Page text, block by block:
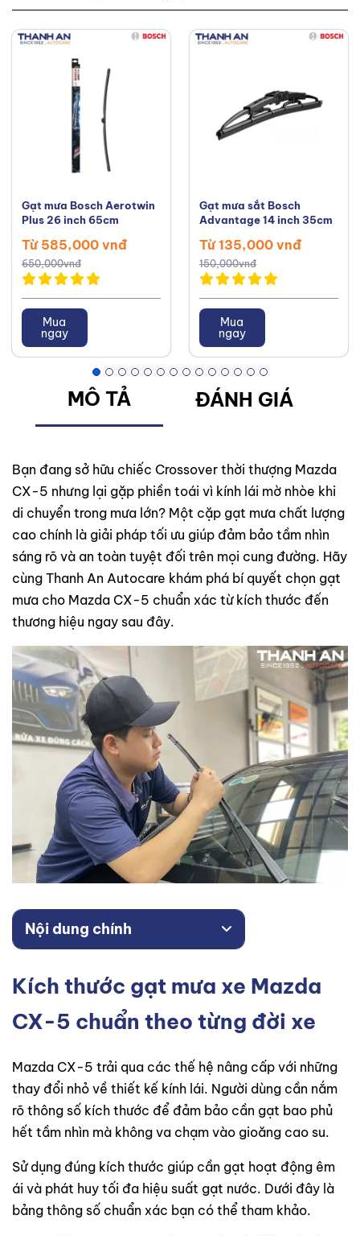
Gạt mưa Bosch Aerotwin
Plus 26 inch 65cm
Từ 585,000 vnđ
650,000vnđ
Mua
ngay
Gạt mưa sắt Bosch
Advantage 14 inch 35cm
Từ 135,000 vnđ
150,000vnđ
Mua
ngay
MÔ TẢ ĐÁNH GIÁ
Bạn đang sở hữu chiếc Crossover thời thượng Mazda
CX-5 nhưng lại gặp phiền toái vì kính lái mờ nhòe khi
di chuyển trong mưa lớn? Một cặp gạt mưa chất lượng
cao chính là giải pháp tối ưu giúp đảm bảo tầm nhìn
sáng rõ và an toàn tuyệt đối trên mọi cung đường. Hãy
cùng Thanh An Autocare khám phá bí quyết chọn gạt
mưa cho Mazda CX-5 chuẩn xác từ kích thước đến
thương hiệu ngay sau đây.
Nội dung chính
Kích thước gạt mưa xe Mazda
CX-5 chuẩn theo từng đời xe
Mazda CX-5 trải qua các thế hệ nâng cấp với những
thay đổi nhỏ về thiết kế kính lái. Người dùng cần nắm
rõ thông số kích thước để đảm bảo cần gạt bao phủ
hết tầm nhìn mà không va chạm vào gioăng cao su.
Sử dụng đúng kích thước giúp cần gạt hoạt động êm
ái và phát huy tối đa hiệu suất gạt nước. Dưới đây là
bảng thông số chuẩn xác bạn có thể tham khảo.